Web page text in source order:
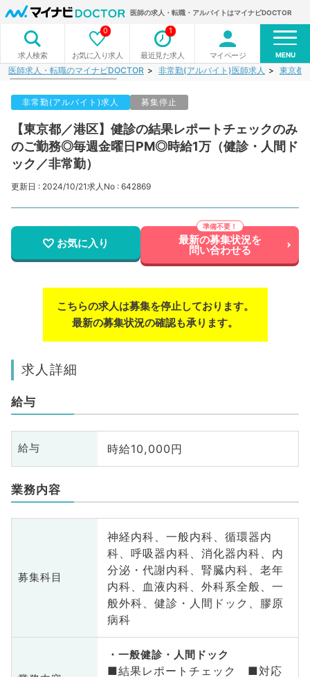
医師の求人・転職・アルバイトはマイナビDOCTOR
求人検索 お気に入り求人
0
最近見た求人
1
マイページ MENU
医師求人・転職のマイナビDOCTOR 非常勤(アルバイト)医師求人 東京都
非常勤(アルバイト)求人 募集停止
【東京都／港区】健診の結果レポートチェックのみ
のご勤務◎毎週金曜日PM◎時給1万（健診・人間ド
ック／非常勤）
更新日 : 2024/10/21求人No : 642869
お気に入り 最新の募集状況を
問い合わせる
こちらの求人は募集を停止しております。
最新の募集状況の確認も承ります。
求人詳細
給与
給与 時給10,000円
業務内容
募集科目
神経内科、一般内科、循環器内
科、呼吸器内科、消化器内科、内
分泌・代謝内科、腎臓内科、老年
内科、血液内科、外科系全般、一
般外科、健診・人間ドック、膠原
病科
一般健診・人間ドック
■結果レポートチェック ■対応